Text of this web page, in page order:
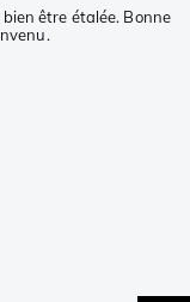
être étalée. Bonne